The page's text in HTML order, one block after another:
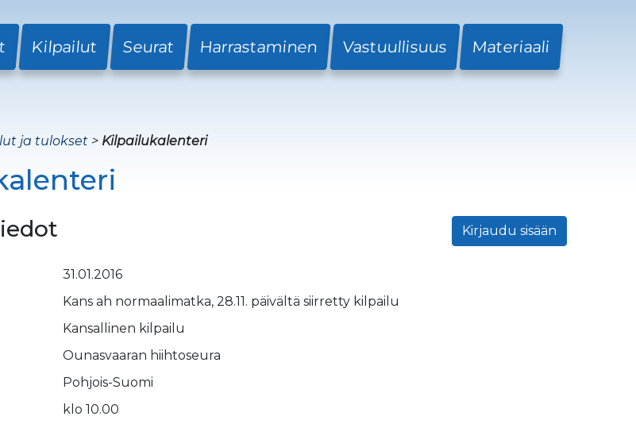
Kilpailut Seurat Harrastaminen Vastuullisuus Materiaali
ja tulokset > Kilpailukalenteri
Kirjaudu sisään
31.01.2016
Kans ah normaalimatka, 28.11. päivältä siirretty kilpailu
Kansallinen kilpailu
Ounasvaaran hiihtoseura
Pohjois-Suomi
klo 10.00